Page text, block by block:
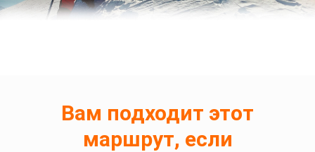
Вам подходит этот
маршрут, если